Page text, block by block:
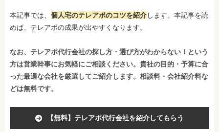
本記事では、 個人宅のテレアポのコツを紹介します。本記事を読
めば、テレアポの成果が出やすくなります。
なお、テレアポ代行会社の探し方・選び方がわからない！という
方は営業幹事にお気軽にご相談ください。貴社の目的・予算に合
った最適な会社を厳選してご紹介します。相談料・会社紹介料な
どは無料です。
【無料】テレアポ代行会社を紹介してもらう